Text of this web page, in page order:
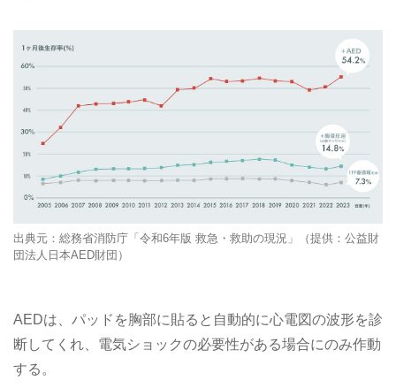
出典元：総務省消防庁「令和6年版 救急・救助の現況」（提供：公益財
団法人日本AED財団）
AEDは、パッドを胸部に貼ると自動的に心電図の波形を診
断してくれ、電気ショックの必要性がある場合にのみ作動
する。